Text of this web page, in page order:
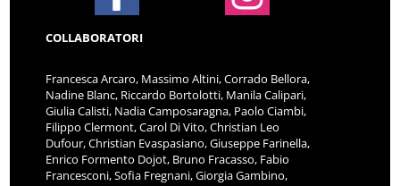
COLLABORATORI
Francesca Arcaro, Massimo Altini, Corrado Bellora,
Nadine Blanc, Riccardo Bortolotti, Manila Calipari,
Giulia Calisti, Nadia Camposaragna, Paolo Ciambi,
Filippo Clermont, Carol Di Vito, Christian Leo
Dufour, Christian Evaspasiano, Giuseppe Farinella,
Enrico Formento Dojot, Bruno Fracasso, Fabio
Francesconi, Sofia Fregnani, Giorgia Gambino,